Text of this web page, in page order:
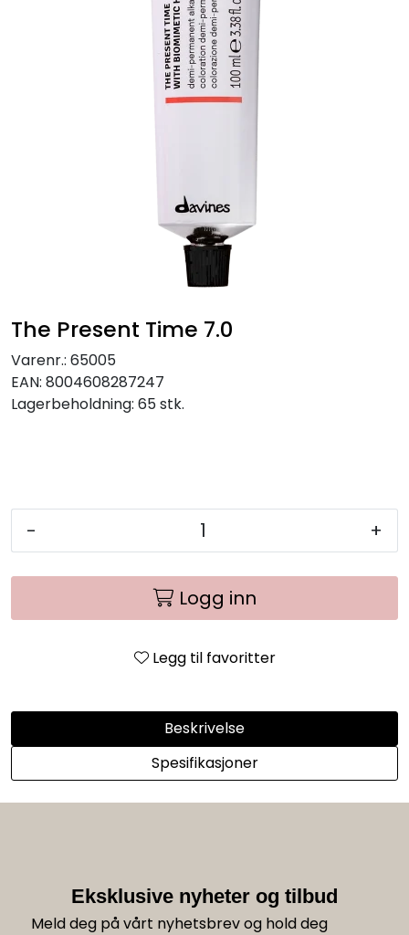
The Present Time 7.0
Varenr.: 65005
EAN: 8004608287247
Lagerbeholdning: 65 stk.
- +
Logg inn
Legg til favoritter
Beskrivelse
Spesifikasjoner
Eksklusive nyheter og tilbud
Meld deg på vårt nyhetsbrev og hold deg